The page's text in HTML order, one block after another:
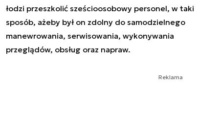
łodzi przeszkolić sześcioosobowy personel, w taki
sposób, ażeby był on zdolny do samodzielnego
manewrowania, serwisowania, wykonywania
przeglądów, obsług oraz napraw.
Reklama